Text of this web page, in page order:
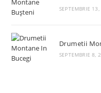
SEPTEMBRIE
Drumetii
SEPTEMBRIE 8,